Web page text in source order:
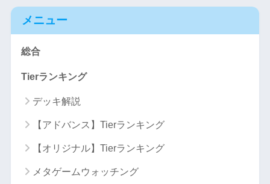
メニュー
総合
Tierランキング
デッキ解説
【アドバンス】Tierランキング
【オリジナル】Tierランキング
メタゲームウォッチング